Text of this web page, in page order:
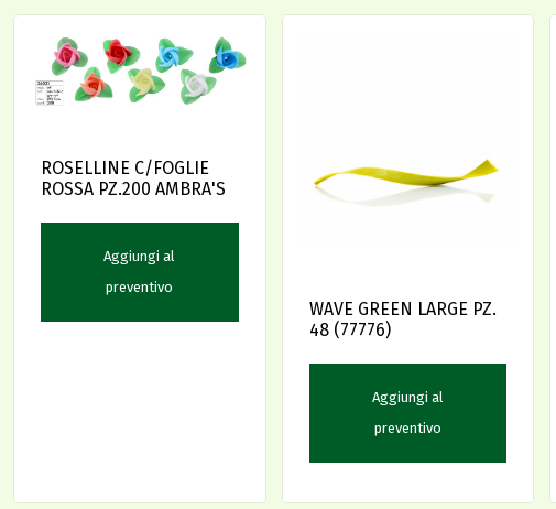
ROSELLINE C/FOGLIE
ROSSA PZ.200 AMBRA'S
Aggiungi al
preventivo
WAVE GREEN LARGE PZ.
48 (77776)
Aggiungi al
preventivo